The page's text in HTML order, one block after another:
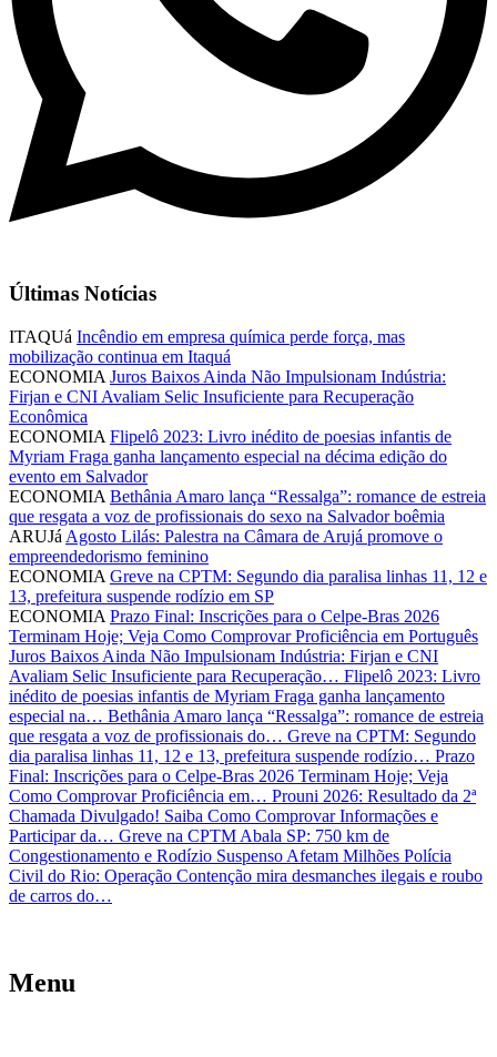
Últimas Notícias
ITAQUá Incêndio em empresa química perde força, mas
mobilização continua em Itaquá
ECONOMIA Juros Baixos Ainda Não Impulsionam Indústria:
Firjan e CNI Avaliam Selic Insuficiente para Recuperação
Econômica
ECONOMIA Flipelô 2023: Livro inédito de poesias infantis de
Myriam Fraga ganha lançamento especial na décima edição do
evento em Salvador
ECONOMIA Bethânia Amaro lança “Ressalga”: romance de estreia
que resgata a voz de profissionais do sexo na Salvador boêmia
ARUJá Agosto Lilás: Palestra na Câmara de Arujá promove o
empreendedorismo feminino
ECONOMIA Greve na CPTM: Segundo dia paralisa linhas 11, 12 e
13, prefeitura suspende rodízio em SP
ECONOMIA Prazo Final: Inscrições para o Celpe-Bras 2026
Terminam Hoje; Veja Como Comprovar Proficiência em Português
Juros Baixos Ainda Não Impulsionam Indústria: Firjan e CNI
Avaliam Selic Insuficiente para Recuperação… Flipelô 2023: Livro
inédito de poesias infantis de Myriam Fraga ganha lançamento
especial na… Bethânia Amaro lança “Ressalga”: romance de estreia
que resgata a voz de profissionais do… Greve na CPTM: Segundo
dia paralisa linhas 11, 12 e 13, prefeitura suspende rodízio… Prazo
Final: Inscrições para o Celpe-Bras 2026 Terminam Hoje; Veja
Como Comprovar Proficiência em… Prouni 2026: Resultado da 2ª
Chamada Divulgado! Saiba Como Comprovar Informações e
Participar da… Greve na CPTM Abala SP: 750 km de
Congestionamento e Rodízio Suspenso Afetam Milhões Polícia
Civil do Rio: Operação Contenção mira desmanches ilegais e roubo
de carros do…
Menu